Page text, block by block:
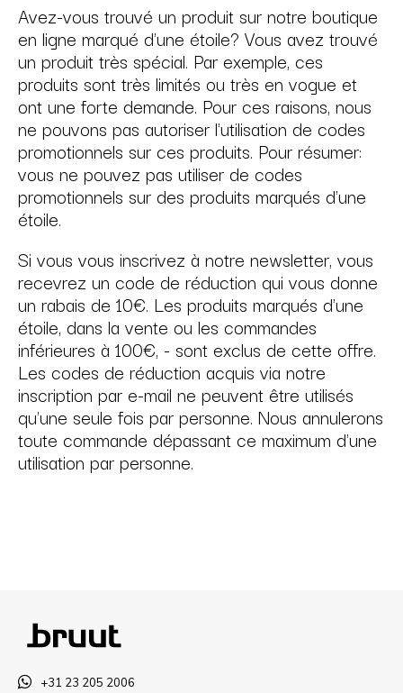
Avez-vous trouvé un produit sur notre boutique
en ligne marqué d'une étoile? Vous avez trouvé
un produit très spécial. Par exemple, ces
produits sont très limités ou très en vogue et
ont une forte demande. Pour ces raisons, nous
ne pouvons pas autoriser l'utilisation de codes
promotionnels sur ces produits. Pour résumer:
vous ne pouvez pas utiliser de codes
promotionnels sur des produits marqués d'une
étoile.
Si vous vous inscrivez à notre newsletter, vous
recevrez un code de réduction qui vous donne
un rabais de 10€. Les produits marqués d'une
étoile, dans la vente ou les commandes
inférieures à 100€, - sont exclus de cette offre.
Les codes de réduction acquis via notre
inscription par e-mail ne peuvent être utilisés
qu'une seule fois par personne. Nous annulerons
toute commande dépassant ce maximum d'une
utilisation par personne.
+31 23 205 2006